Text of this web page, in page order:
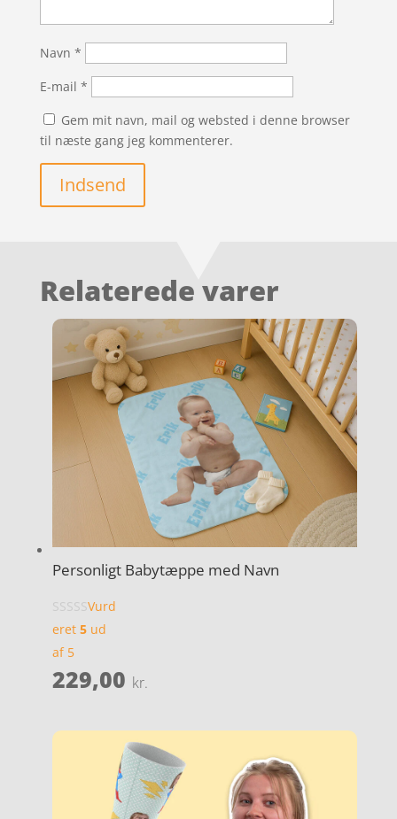
Navn *
E-mail *
Gem mit navn, mail og websted i denne browser
til næste gang jeg kommenterer.
Indsend
Relaterede varer
Personligt Babytæppe med Navn
Vurd
eret 5ud
af 5
229,00 kr.